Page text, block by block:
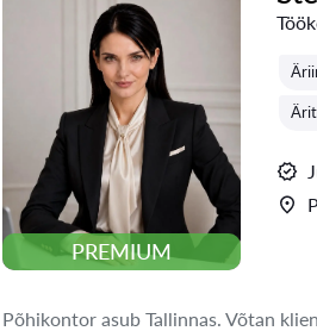
PREMIUM
Põhikontor asub Tallinnas. Võtan